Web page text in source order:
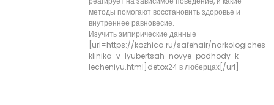
методы помогают восстановить здоровье и
внутреннее равновесие.
Изучить эмпирические данные –
[url=https://kozhica.ru/safehair/
klinika-v-lyubertsah-novye-podhody-k-
lecheniyu.html]detox24 в люберцах[/url]